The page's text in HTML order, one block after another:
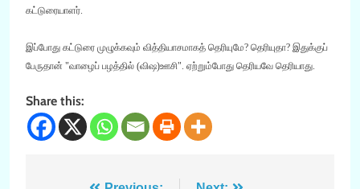
கட்டுரையாளர்.
இப்போது கட்டுரை முழுக்கவும் வித்தியாசமாகத் தெரியுமே? தெரியுதா? இதுக்குப்
பேருதான் "வாழைப் பழத்தில் (விஷ)ஊசி". ஏற்றும்போது தெரியவே தெரியாது.
Share this: